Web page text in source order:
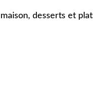
desserts et